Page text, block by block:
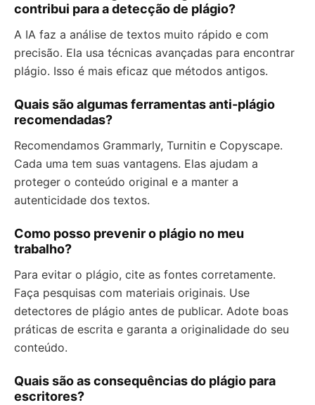
contribui para a detecção de plágio?
A IA faz a análise de textos muito rápido e com
precisão. Ela usa técnicas avançadas para encontrar
plágio. Isso é mais eficaz que métodos antigos.
Quais são algumas ferramentas anti-plágio
recomendadas?
Recomendamos Grammarly, Turnitin e Copyscape.
Cada uma tem suas vantagens. Elas ajudam a
proteger o conteúdo original e a manter a
autenticidade dos textos.
Como posso prevenir o plágio no meu
trabalho?
Para evitar o plágio, cite as fontes corretamente.
Faça pesquisas com materiais originais. Use
detectores de plágio antes de publicar. Adote boas
práticas de escrita e garanta a originalidade do seu
conteúdo.
Quais são as consequências do plágio para
escritores?